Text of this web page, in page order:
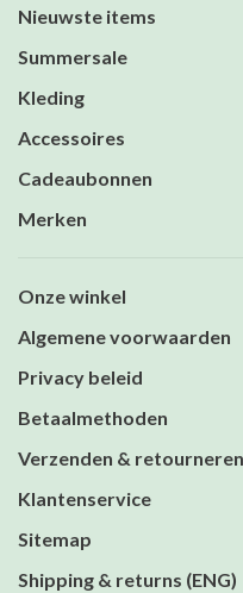
Nieuwste items
Summersale
Kleding
Accessoires
Cadeaubonnen
Merken
Onze winkel
Algemene voorwaarden
Privacy beleid
Betaalmethoden
Verzenden & retourneren
Klantenservice
Sitemap
Shipping & returns (ENG)